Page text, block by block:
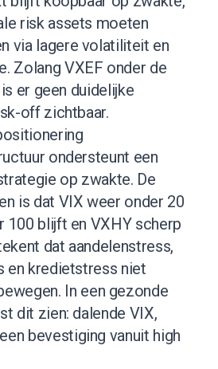
risk assets moeten
via lagere volatiliteit en
Zolang VXEF onder de
er geen duidelijke
off zichtbaar.
ondersteunt een
op zwakte. De
is dat VIX weer onder 20
100 blijft en VXHY scherp
dat aandelenstress,
kredietstress niet
In een gezonde
dit zien: dalende VIX,
bevestiging vanuit high